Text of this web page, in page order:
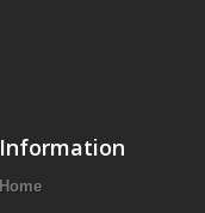
Information
Home